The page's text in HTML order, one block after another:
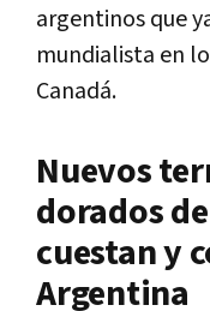
argentinos que
mundialista en
Canadá.
Nuevos
dorados
cuestan y
Argentina